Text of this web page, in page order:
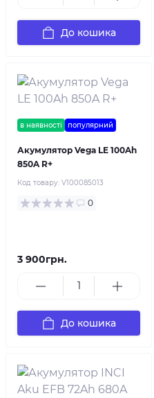
До кошика
в наявності популярний
Акумулятор Vega LE 100Ah
850A R+
Код товару: V100085013
0
3 900грн.
До кошика